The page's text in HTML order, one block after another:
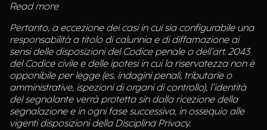
Read more
Pertanto, a eccezione dei casi in cui sia configurabile una
responsabilità a titolo di calunnia e di diffamazione ai
sensi delle disposizioni del Codice penale o dell'art. 2043
del Codice civile e delle ipotesi in cui la riservatezza non è
opponibile per legge (es. indagini penali, tributarie o
amministrative, ispezioni di organi di controllo), l'identità
del segnalante verrà protetta sin dalla ricezione della
segnalazione e in ogni fase successiva, in ossequio alle
vigenti disposizioni della Disciplina Privacy.